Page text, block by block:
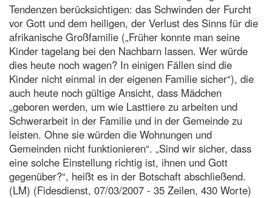
Tendenzen berücksichtigen: das Schwinden der Furcht
vor Gott und dem heiligen, der Verlust des Sinns für die
afrikanische Großfamilie („Früher konnte man seine
Kinder tagelang bei den Nachbarn lassen. Wer würde
dies heute noch wagen? In einigen Fällen sind die
Kinder nicht einmal in der eigenen Familie sicher“), die
auch heute noch gültige Ansicht, dass Mädchen
„geboren werden, um wie Lasttiere zu arbeiten und
Schwerarbeit in der Familie und in der Gemeinde zu
leisten. Ohne sie würden die Wohnungen und
Gemeinden nicht funktionieren“. „Sind wir sicher, dass
eine solche Einstellung richtig ist, ihnen und Gott
gegenüber?“, heißt es in der Botschaft abschließend.
(LM) (Fidesdienst, 07/03/2007 - 35 Zeilen, 430 Worte)